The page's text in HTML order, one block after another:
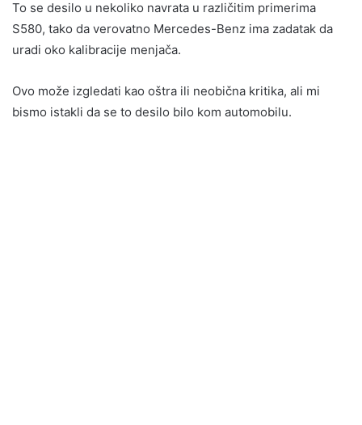
To se desilo u nekoliko navrata u različitim primerima
S580, tako da verovatno Mercedes-Benz ima zadatak da
uradi oko kalibracije menjača.
Ovo može izgledati kao oštra ili neobična kritika, ali mi
bismo istakli da se to desilo bilo kom automobilu.